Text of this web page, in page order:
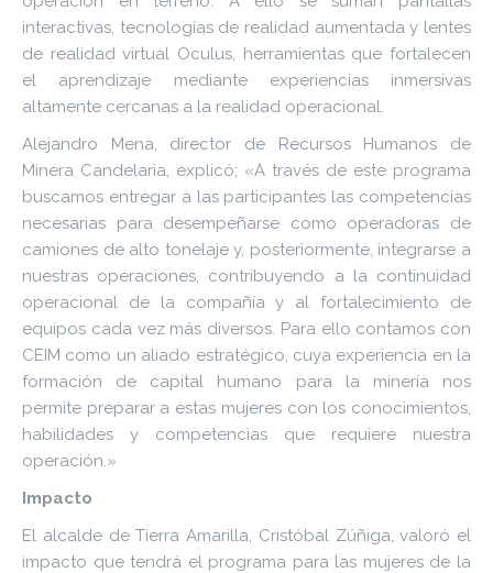
interactivas, tecnologías de realidad aumentada y lentes
de realidad virtual Oculus, herramientas que fortalecen
el aprendizaje mediante experiencias inmersivas
altamente cercanas a la realidad operacional.
Alejandro Mena, director de Recursos Humanos de
Minera Candelaria, explicó; «A través de este programa
buscamos entregar a las participantes las competencias
necesarias para desempeñarse como operadoras de
camiones de alto tonelaje y, posteriormente, integrarse a
nuestras operaciones, contribuyendo a la continuidad
operacional de la compañía y al fortalecimiento de
equipos cada vez más diversos. Para ello contamos con
CEIM como un aliado estratégico, cuya experiencia en la
formación de capital humano para la minería nos
permite preparar a estas mujeres con los conocimientos,
habilidades y competencias que requiere nuestra
operación.»
Impacto
El alcalde de Tierra Amarilla, Cristóbal Zúñiga, valoró el
impacto que tendrá el programa para las mujeres de la